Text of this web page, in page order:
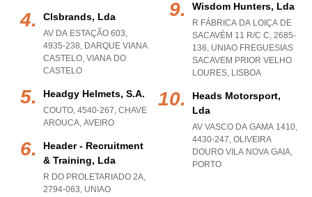
Clsbrands, Lda
AV DA ESTAÇÃO 603,
4935-238, DARQUE VIANA
CASTELO, VIANA DO
CASTELO
Headgy Helmets, S.a.
COUTO, 4540-267, CHAVE
AROUCA, AVEIRO
Header - Recruitment
& Training, Lda
R DO PROLETARIADO 2A,
2794-063, UNIAO
Wisdom Hunters, Lda
R FÁBRICA DA LOIÇA DE
SACAVÉM 11 R/C C, 2685-
136, UNIAO FREGUESIAS
SACAVEM PRIOR VELHO
LOURES, LISBOA
Heads Motorsport,
Lda
AV VASCO DA GAMA 1410,
4430-247, OLIVEIRA
DOURO VILA NOVA GAIA,
PORTO